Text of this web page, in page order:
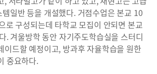
일반 등을 개설했다. 거점수업은 본교 10
로 구성되는데 타학교 모집이 안되면 본교
. 겨울방학 동안 자기주도학습실을 스터디
이드할 예정이고, 방과후 자율학습을 원한
중요하다.